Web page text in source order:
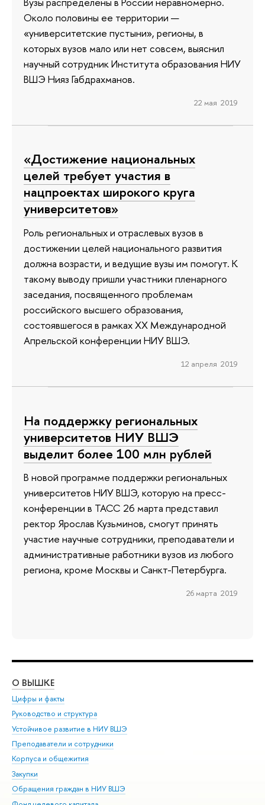
Около половины ее территории —
«университетские пустыни», регионы, в
которых вузов мало или нет совсем, выяснил
научный сотрудник Института образования НИУ
ВШЭ Нияз Габдрахманов.
22 мая 2019
«Достижение национальных
целей требует участия в
нацпроектах широкого круга
университетов»
Роль региональных и отраслевых вузов в
достижении целей национального развития
должна возрасти, и ведущие вузы им помогут. К
такому выводу пришли участники пленарного
заседания, посвященного проблемам
российского высшего образования,
состоявшегося в рамках ХХ Международной
Апрельской конференции НИУ ВШЭ.
12 апреля 2019
На поддержку региональных
университетов НИУ ВШЭ
выделит более 100 млн рублей
В новой программе поддержки региональных
университетов НИУ ВШЭ, которую на пресс-
конференции в ТАСС 26 марта представил
ректор Ярослав Кузьминов, смогут принять
участие научные сотрудники, преподаватели и
административные работники вузов из любого
региона, кроме Москвы и Санкт-Петербурга.
26 марта 2019
О ВЫШКЕ
Цифры и факты
Руководство и структура
Устойчивое развитие в НИУ ВШЭ
Преподаватели и сотрудники
Корпуса и общежития
Закупки
Обращения граждан в НИУ ВШЭ